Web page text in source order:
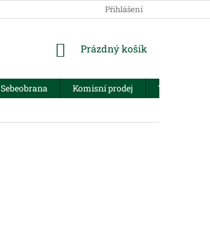
Přihlášení
NÁKUPNÍ
Prázdný košík
Sebeobrana Komisní prodej
Trezory